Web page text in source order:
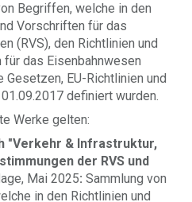
Begriffen, welche in den
Vorschriften für das
(RVS), den Richtlinien und
das Eisenbahnwesen
Gesetzen, EU-Richtlinien und
definiert wurden.
Werke gelten:
"Verkehr & Infrastruktur,
der RVS und
Mai 2025: Sammlung von
in den Richtlinien und